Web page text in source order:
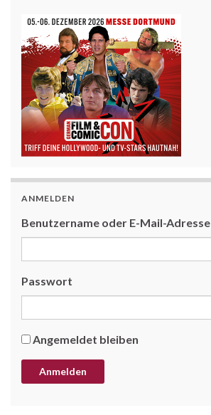
ANMELDEN
Benutzername oder E-Mail-Adresse
Passwort
Angemeldet bleiben